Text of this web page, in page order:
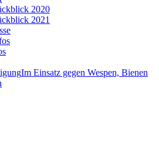
2020
2021
Im Einsatz gegen Wespen, Bienen